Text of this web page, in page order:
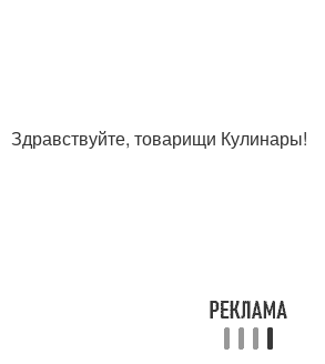
Здравствуйте, товарищи Кулинары!